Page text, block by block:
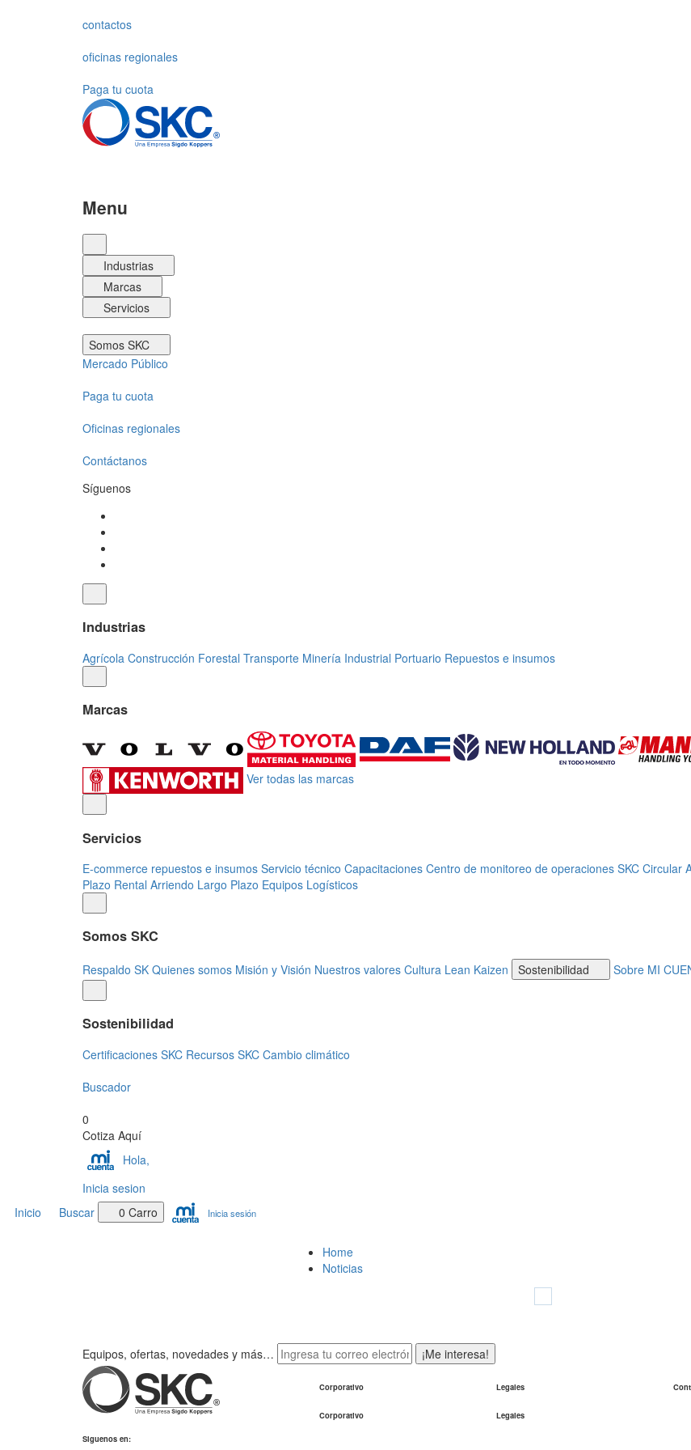
contactos
oficinas regionales
Paga tu cuota
Menu
Industrias
Marcas
Servicios
Somos SKC
Mercado Público
Paga tu cuota
Oficinas regionales
Contáctanos
Síguenos
Industrias
Agrícola Construcción Forestal Transporte Minería Industrial Portuario Repuestos e insumos
Marcas
Ver todas las marcas
Servicios
E-commerce repuestos e insumos Servicio técnico Capacitaciones Centro de monitoreo de operaciones SKC Circular
Plazo Rental Arriendo Largo Plazo Equipos Logísticos
Somos SKC
Respaldo SK Quienes somos Misión y Visión Nuestros valores Cultura Lean Kaizen Sostenibilidad Sobre MI
Sostenibilidad
Certificaciones SKC Recursos SKC Cambio climático
Buscador
0
Cotiza Aquí
Hola,
Inicia sesion
Inicio
Buscar 0 Carro Inicia sesión
Home
Noticias
Equipos, ofertas, novedades y más… ¡Me interesa!
Siguenos en:
Corporativo
Corporativo
Legales
Legales